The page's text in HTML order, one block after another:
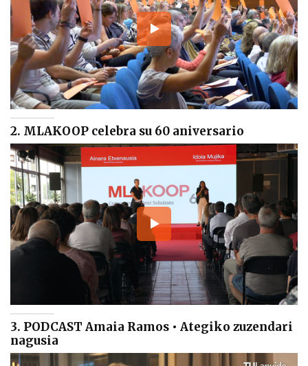
2. MLAKOOP celebra su 60 aniversario
3. PODCAST Amaia Ramos • Ategiko zuzendari
nagusia